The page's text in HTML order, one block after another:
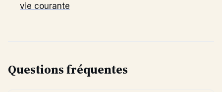
vie courante
Questions fréquentes